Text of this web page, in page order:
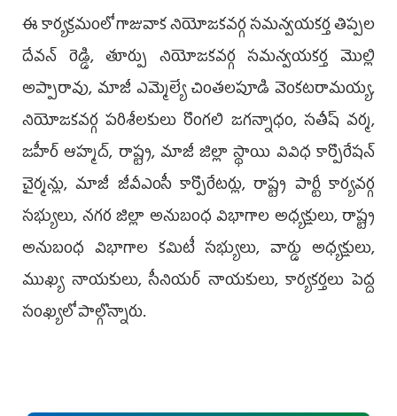
ఈ కార్యక్రమంలో గాజువాక నియోజకవర్గ సమన్వయకర్త తిప్పల
దేవన్ రెడ్డి, తూర్పు నియోజకవర్గ సమన్వయకర్త మొల్లి
అప్పారావు, మాజీ ఎమ్మెల్యే చింతలపూడి వెంకటరామయ్య,
నియోజకవర్గ పరిశీలకులు రొంగలి జగన్నాధం, సతీష్ వర్మ,
జహీర్ ఆహ్మద్, రాష్ట్ర, మాజీ జిల్లా స్థాయి వివిధ కార్పొరేషన్
చైర్మన్లు, మాజీ జీవీఎంసీ కార్పొరేటర్లు, రాష్ట్ర పార్టీ కార్యవర్గ
సభ్యులు, నగర జిల్లా అనుబంధ విభాగాల అధ్యక్షులు, రాష్ట్ర
అనుబంధ విభాగాల కమిటీ సభ్యులు, వార్డు అధ్యక్షులు,
ముఖ్య నాయకులు, సీనియర్ నాయకులు, కార్యకర్తలు పెద్ద
సంఖ్యలో పాల్గొన్నారు.